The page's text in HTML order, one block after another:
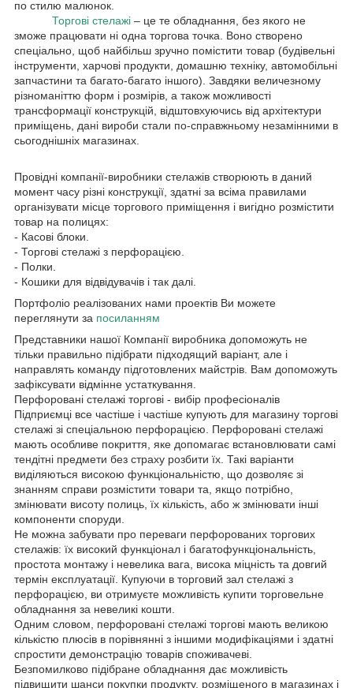
по стилю малюнок.
Торгові стелажі – це те обладнання, без якого не
зможе працювати ні одна торгова точка. Воно створено
спеціально, щоб найбільш зручно помістити товар (будівельні
інструменти, харчові продукти, домашню техніку, автомобільні
запчастини та багато-багато іншого). Завдяки величезному
різноманіттю форм і розмірів, а також можливості
трансформації конструкцій, відштовхуючись від архітектури
приміщень, дані вироби стали по-справжньому незамінними в
сьогоднішніх магазинах.
Провідні компанії-виробники стелажів створюють в даний
момент часу різні конструкції, здатні за всіма правилами
організувати місце торгового приміщення і вигідно розмістити
товар на полицях:
- Касові блоки.
- Торгові стелажі з перфорацією.
- Полки.
- Кошики для відвідувачів і так далі.
Портфоліо реалізованих нами проектів Ви можете
переглянути за посиланням
Представники нашої Компанії виробника допоможуть не
тільки правильно підібрати підходящий варіант, але і
направлять команду підготовлених майстрів. Вам допоможуть
зафіксувати відмінне устаткування.
Перфоровані стелажі торгові - вибір професіоналів
Підприємці все частіше і частіше купують для магазину торгові
стелажі зі спеціальною перфорацією. Перфоровані стелажі
мають особливе покриття, яке допомагає встановлювати самі
тендітні предмети без страху розбити їх. Такі варіанти
виділяються високою функціональністю, що дозволяє зі
знанням справи розмістити товари та, якщо потрібно,
змінювати висоту полиць, їх кількість, або ж змінювати інші
компоненти споруди.
Не можна забувати про переваги перфорованих торгових
стелажів: їх високий функціонал і багатофункціональність,
простота монтажу і невелика вага, висока міцність та довгий
термін експлуатації. Купуючи в торговий зал стелажі з
перфорацією, ви отримуєте можливість купити торговельне
обладнання за невеликі кошти.
Одним словом, перфоровані стелажі торгові мають великою
кількістю плюсів в порівнянні з іншими модифікаціями і здатні
спростити демонстрацію товарів споживачеві.
Безпомилково підібране обладнання дає можливість
підвищити шанси покупки продукту, розміщеного в магазинах і